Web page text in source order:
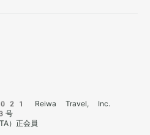
Reiwa Travel, Inc.
号
）正会員